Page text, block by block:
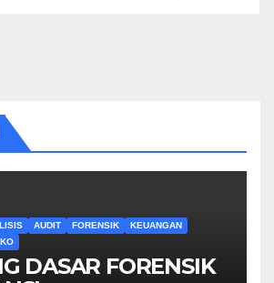
AUDIT FORENSIK
KEUANGAN
DASAR FORENSIK